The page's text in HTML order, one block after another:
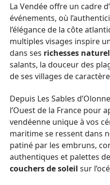
La Vendée offre un cadre
événements, où
l’élégance de la côte
multiples visages inspire
dans ses richesses
salants, la douceur des
de ses villages de
Depuis Les Sables
l’Ouest de la France pour
vendéenne unique à vos
maritime se ressent dans
patiné par les embruns,
authentiques et palettes
couchers de soleil sur